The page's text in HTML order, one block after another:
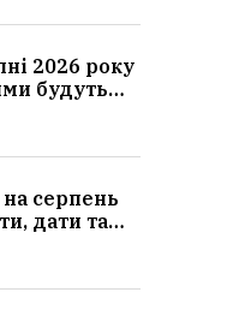
2026 року
будуть
серпень
дати та